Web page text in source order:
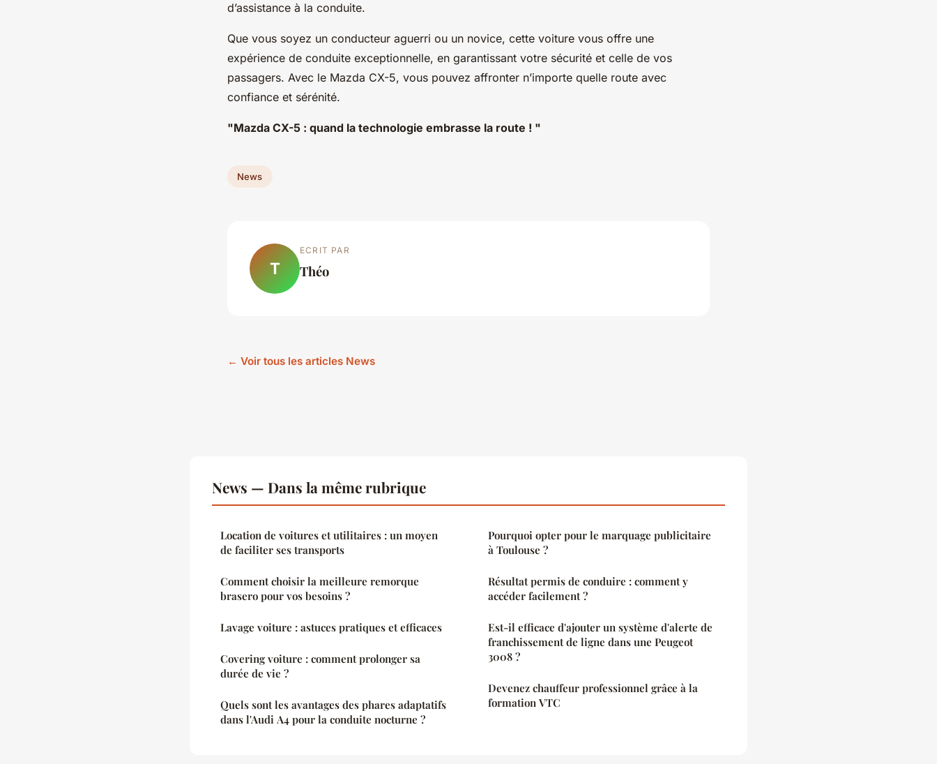
d’assistance à la conduite.
Que vous soyez un conducteur aguerri ou un novice, cette voiture vous offre une
expérience de conduite exceptionnelle, en garantissant votre sécurité et celle de vos
passagers. Avec le Mazda CX-5, vous pouvez affronter n’importe quelle route avec
confiance et sérénité.
"Mazda CX-5 : quand la technologie embrasse la route ! "
News
T
ECRIT PAR
Théo
← Voir tous les articles News
News — Dans la même rubrique
Location de voitures et utilitaires : un moyen
de faciliter ses transports
Comment choisir la meilleure remorque
brasero pour vos besoins ?
Lavage voiture : astuces pratiques et efficaces
Covering voiture : comment prolonger sa
durée de vie ?
Quels sont les avantages des phares adaptatifs
dans l'Audi A4 pour la conduite nocturne ?
Pourquoi opter pour le marquage publicitaire
à Toulouse ?
Résultat permis de conduire : comment y
accéder facilement ?
Est-il efficace d'ajouter un système d'alerte de
franchissement de ligne dans une Peugeot
3008 ?
Devenez chauffeur professionnel grâce à la
formation VTC